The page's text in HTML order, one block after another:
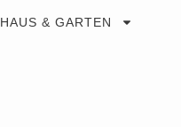
HAUS & GARTEN